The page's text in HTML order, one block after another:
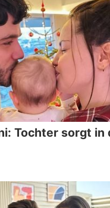
Tochter sorgt in